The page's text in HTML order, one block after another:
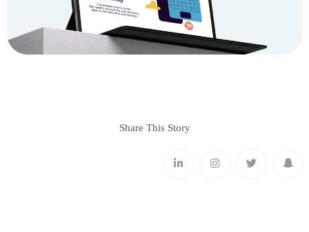
Share This Story